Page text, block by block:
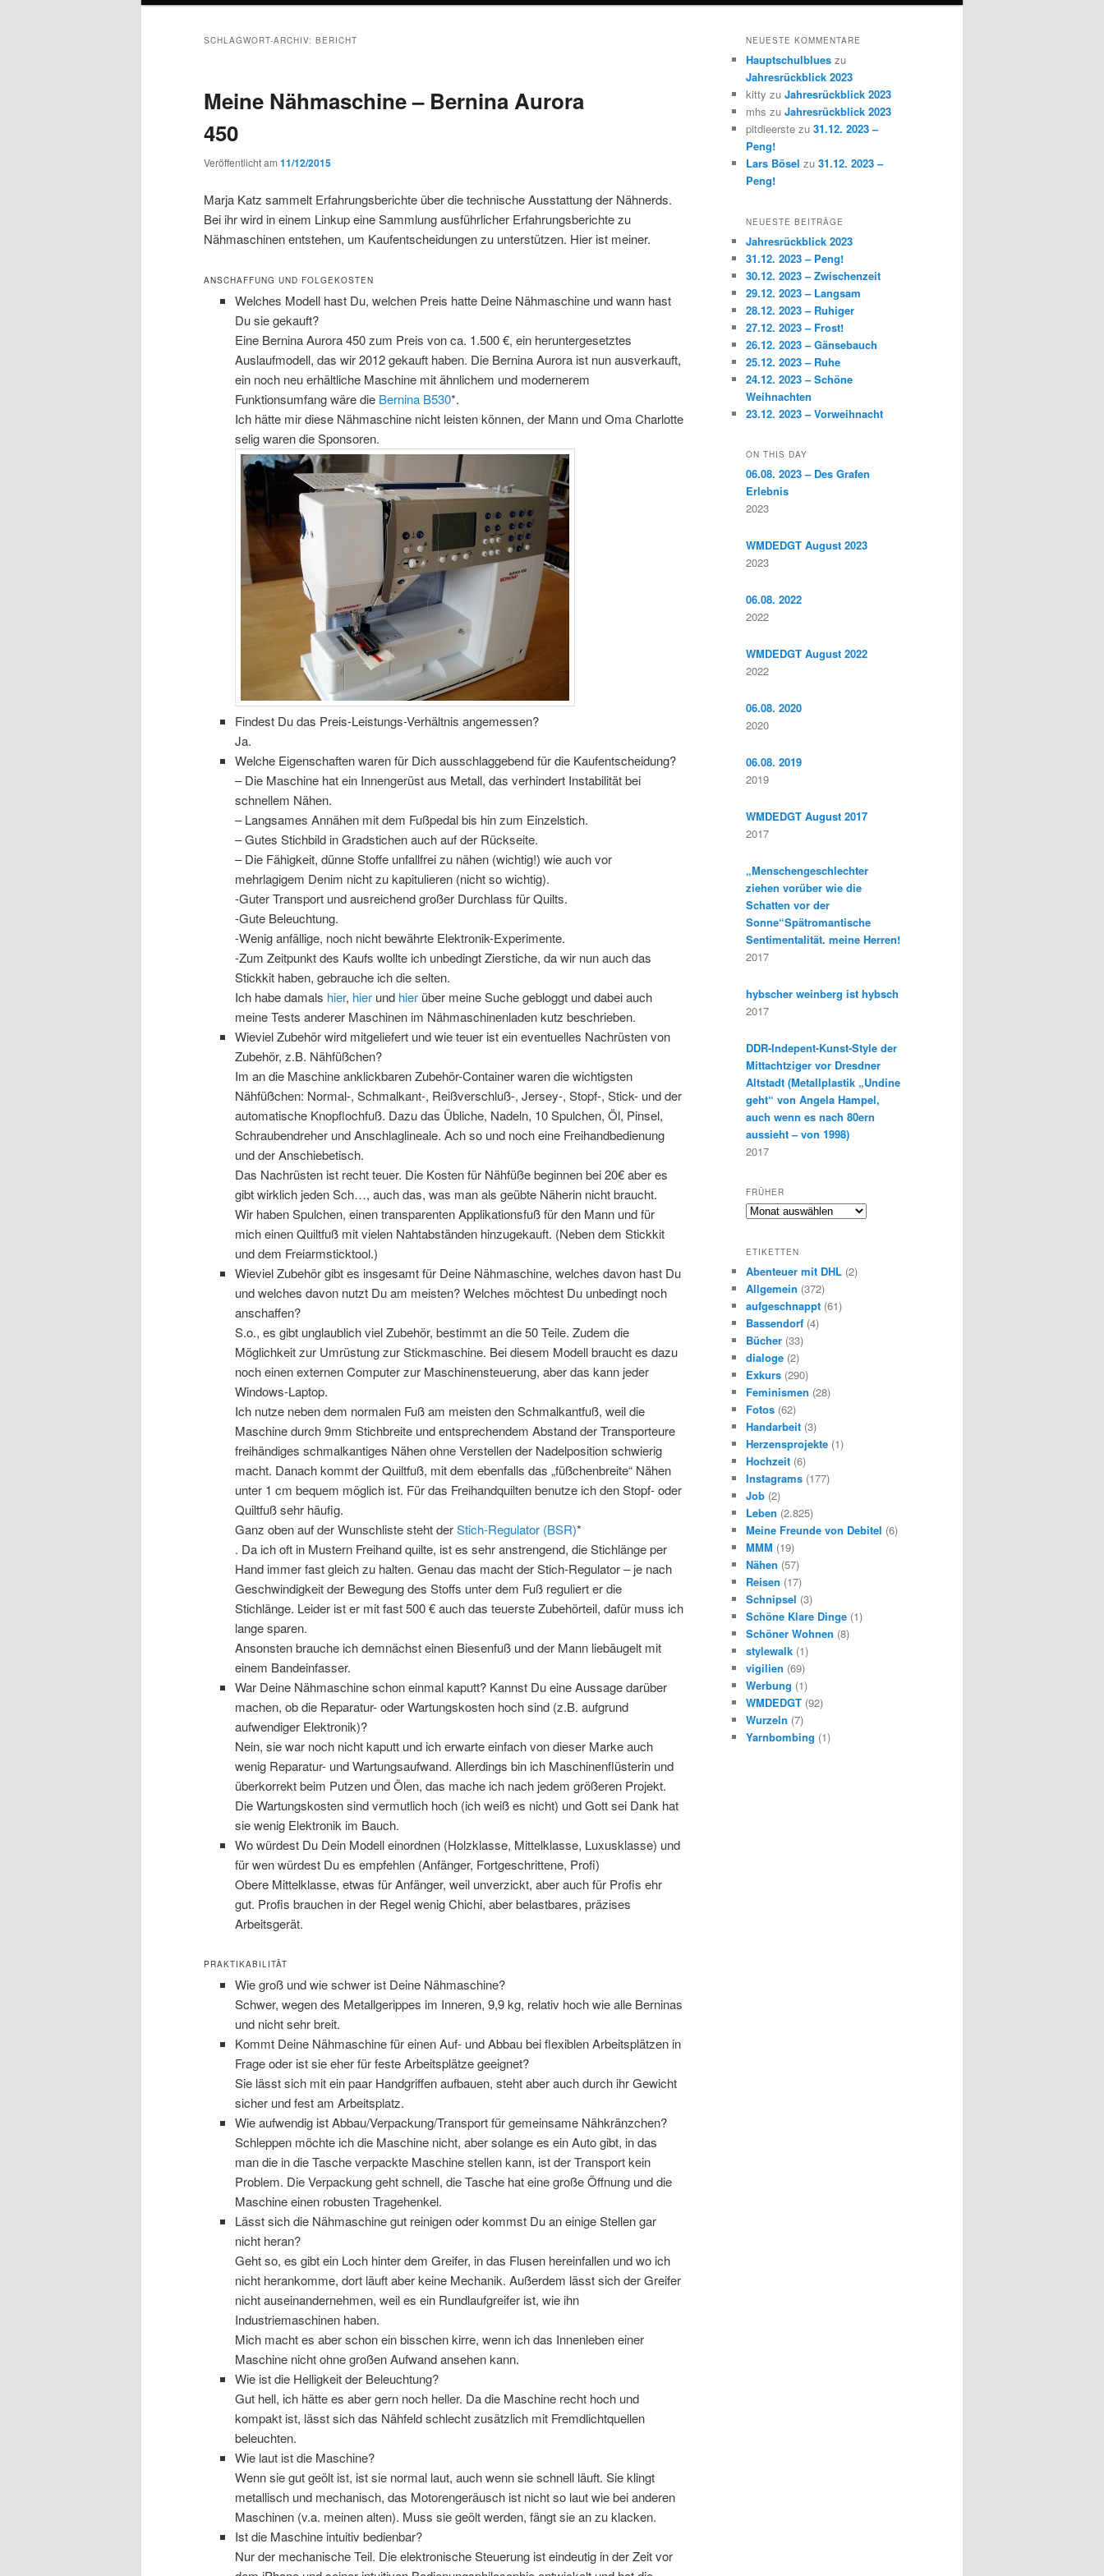
SCHLAGWORT-ARCHIV: BERICHT
Meine Nähmaschine – Bernina Aurora
450
Veröffentlicht am 11/12/2015
Marja Katz sammelt Erfahrungsberichte über die technische Ausstattung der Nähnerds.
Bei ihr wird in einem Linkup eine Sammlung ausführlicher Erfahrungsberichte zu
Nähmaschinen entstehen, um Kaufentscheidungen zu unterstützen. Hier ist meiner.
ANSCHAFFUNG UND FOLGEKOSTEN
Welches Modell hast Du, welchen Preis hatte Deine Nähmaschine und wann hast
Du sie gekauft?
Eine Bernina Aurora 450 zum Preis von ca. 1.500 €, ein heruntergesetztes
Auslaufmodell, das wir 2012 gekauft haben. Die Bernina Aurora ist nun ausverkauft,
ein noch neu erhältliche Maschine mit ähnlichem und modernerem
Funktionsumfang wäre die Bernina B530*.
Ich hätte mir diese Nähmaschine nicht leisten können, der Mann und Oma Charlotte
selig waren die Sponsoren.
Findest Du das Preis-Leistungs-Verhältnis angemessen?
Ja.
Welche Eigenschaften waren für Dich ausschlaggebend für die Kaufentscheidung?
– Die Maschine hat ein Innengerüst aus Metall, das verhindert Instabilität bei
schnellem Nähen.
– Langsames Annähen mit dem Fußpedal bis hin zum Einzelstich.
– Gutes Stichbild in Gradstichen auch auf der Rückseite.
– Die Fähigkeit, dünne Stoffe unfallfrei zu nähen (wichtig!) wie auch vor
mehrlagigem Denim nicht zu kapitulieren (nicht so wichtig).
-Guter Transport und ausreichend großer Durchlass für Quilts.
-Gute Beleuchtung.
-Wenig anfällige, noch nicht bewährte Elektronik-Experimente.
-Zum Zeitpunkt des Kaufs wollte ich unbedingt Zierstiche, da wir nun auch das
Stickkit haben, gebrauche ich die selten.
Ich habe damals hier, hierund hierüber meine Suche gebloggt und dabei auch
meine Tests anderer Maschinen im Nähmaschinenladen kutz beschrieben.
Wieviel Zubehör wird mitgeliefert und wie teuer ist ein eventuelles Nachrüsten von
Zubehör, z.B. Nähfüßchen?
Im an die Maschine anklickbaren Zubehör-Container waren die wichtigsten
Nähfüßchen: Normal-, Schmalkant-, Reißverschluß-, Jersey-, Stopf-, Stick- und der
automatische Knopflochfuß. Dazu das Übliche, Nadeln, 10 Spulchen, Öl, Pinsel,
Schraubendreher und Anschlaglineale. Ach so und noch eine Freihandbedienung
und der Anschiebetisch.
Das Nachrüsten ist recht teuer. Die Kosten für Nähfüße beginnen bei 20€ aber es
gibt wirklich jeden Sch…, auch das, was man als geübte Näherin nicht braucht.
Wir haben Spulchen, einen transparenten Applikationsfuß für den Mann und für
mich einen Quiltfuß mit vielen Nahtabständen hinzugekauft. (Neben dem Stickkit
und dem Freiarmsticktool.)
Wieviel Zubehör gibt es insgesamt für Deine Nähmaschine, welches davon hast Du
und welches davon nutzt Du am meisten? Welches möchtest Du unbedingt noch
anschaffen?
S.o., es gibt unglaublich viel Zubehör, bestimmt an die 50 Teile. Zudem die
Möglichkeit zur Umrüstung zur Stickmaschine. Bei diesem Modell braucht es dazu
noch einen externen Computer zur Maschinensteuerung, aber das kann jeder
Windows-Laptop.
Ich nutze neben dem normalen Fuß am meisten den Schmalkantfuß, weil die
Maschine durch 9mm Stichbreite und entsprechendem Abstand der Transporteure
freihändiges schmalkantiges Nähen ohne Verstellen der Nadelposition schwierig
macht. Danach kommt der Quiltfuß, mit dem ebenfalls das „füßchenbreite“ Nähen
unter 1 cm bequem möglich ist. Für das Freihandquilten benutze ich den Stopf- oder
Quiltfuß sehr häufig.
Ganz oben auf der Wunschliste steht derStich-Regulator (BSR)*
. Da ich oft in Mustern Freihand quilte, ist es sehr anstrengend, die Stichlänge per
Hand immer fast gleich zu halten. Genau das macht der Stich-Regulator – je nach
Geschwindigkeit der Bewegung des Stoffs unter dem Fuß reguliert er die
Stichlänge. Leider ist er mit fast 500 € auch das teuerste Zubehörteil, dafür muss ich
lange sparen.
Ansonsten brauche ich demnächst einen Biesenfuß und der Mann liebäugelt mit
einem Bandeinfasser.
War Deine Nähmaschine schon einmal kaputt? Kannst Du eine Aussage darüber
machen, ob die Reparatur- oder Wartungskosten hoch sind (z.B. aufgrund
aufwendiger Elektronik)?
Nein, sie war noch nicht kaputt und ich erwarte einfach von dieser Marke auch
wenig Reparatur- und Wartungsaufwand. Allerdings bin ich Maschinenflüsterin und
überkorrekt beim Putzen und Ölen, das mache ich nach jedem größeren Projekt.
Die Wartungskosten sind vermutlich hoch (ich weiß es nicht) und Gott sei Dank hat
sie wenig Elektronik im Bauch.
Wo würdest Du Dein Modell einordnen (Holzklasse, Mittelklasse, Luxusklasse) und
für wen würdest Du es empfehlen (Anfänger, Fortgeschrittene, Profi)
Obere Mittelklasse, etwas für Anfänger, weil unverzickt, aber auch für Profis ehr
gut. Profis brauchen in der Regel wenig Chichi, aber belastbares, präzises
Arbeitsgerät.
PRAKTIKABILITÄT
Wie groß und wie schwer ist Deine Nähmaschine?
Schwer, wegen des Metallgerippes im Inneren, 9,9 kg, relativ hoch wie alle Berninas
und nicht sehr breit.
Kommt Deine Nähmaschine für einen Auf- und Abbau bei flexiblen Arbeitsplätzen in
Frage oder ist sie eher für feste Arbeitsplätze geeignet?
Sie lässt sich mit ein paar Handgriffen aufbauen, steht aber auch durch ihr Gewicht
sicher und fest am Arbeitsplatz.
Wie aufwendig ist Abbau/Verpackung/Transport für gemeinsame Nähkränzchen?
Schleppen möchte ich die Maschine nicht, aber solange es ein Auto gibt, in das
man die in die Tasche verpackte Maschine stellen kann, ist der Transport kein
Problem. Die Verpackung geht schnell, die Tasche hat eine große Öffnung und die
Maschine einen robusten Tragehenkel.
Lässt sich die Nähmaschine gut reinigen oder kommst Du an einige Stellen gar
nicht heran?
Geht so, es gibt ein Loch hinter dem Greifer, in das Flusen hereinfallen und wo ich
nicht herankomme, dort läuft aber keine Mechanik. Außerdem lässt sich der Greifer
nicht auseinandernehmen, weil es ein Rundlaufgreifer ist, wie ihn
Industriemaschinen haben.
Mich macht es aber schon ein bisschen kirre, wenn ich das Innenleben einer
Maschine nicht ohne großen Aufwand ansehen kann.
Wie ist die Helligkeit der Beleuchtung?
Gut hell, ich hätte es aber gern noch heller. Da die Maschine recht hoch und
kompakt ist, lässt sich das Nähfeld schlecht zusätzlich mit Fremdlichtquellen
beleuchten.
Wie laut ist die Maschine?
Wenn sie gut geölt ist, ist sie normal laut, auch wenn sie schnell läuft. Sie klingt
metallisch und mechanisch, das Motorengeräusch ist nicht so laut wie bei anderen
Maschinen (v.a. meinen alten). Muss sie geölt werden, fängt sie an zu klacken.
Ist die Maschine intuitiv bedienbar?
Nur der mechanische Teil. Die elektronische Steuerung ist eindeutig in der Zeit vor
NEUESTE KOMMENTARE
Hauptschulblues zu
Jahresrückblick 2023
kitty zu Jahresrückblick 2023
mhs zu Jahresrückblick 2023
pitdieerste zu 31.12. 2023 –
Peng!
Lars Bösel zu 31.12. 2023 –
Peng!
NEUESTE BEITRÄGE
Jahresrückblick 2023
31.12. 2023 – Peng!
30.12. 2023 – Zwischenzeit
29.12. 2023 – Langsam
28.12. 2023 – Ruhiger
27.12. 2023 – Frost!
26.12. 2023 – Gänsebauch
25.12. 2023 – Ruhe
24.12. 2023 – Schöne
Weihnachten
23.12. 2023 – Vorweihnacht
ON THIS DAY
06.08. 2023 – Des Grafen
Erlebnis
2023
WMDEDGT August 2023
2023
06.08. 2022
2022
WMDEDGT August 2022
2022
06.08. 2020
2020
06.08. 2019
2019
WMDEDGT August 2017
2017
„Menschengeschlechter
ziehen vorüber wie die
Schatten vor der
Sonne“Spätromantische
Sentimentalität. meine Herren!
2017
hybscher weinberg ist hybsch
2017
DDR-Indepent-Kunst-Style der
Mittachtziger vor Dresdner
Altstadt (Metallplastik „Undine
geht“ von Angela Hampel,
auch wenn es nach 80ern
aussieht – von 1998)
2017
FRÜHER
F
h
e
r
ETIKETTEN
Abenteuer mit DHL (2)
Allgemein (372)
aufgeschnappt (61)
Bassendorf (4)
Bücher (33)
dialoge (2)
Exkurs (290)
Feminismen (28)
Fotos (62)
Handarbeit (3)
Herzensprojekte (1)
Hochzeit (6)
Instagrams (177)
Job (2)
Leben (2.825)
Meine Freunde von Debitel (6)
MMM (19)
Nähen (57)
Reisen (17)
Schnipsel (3)
Schöne Klare Dinge (1)
Schöner Wohnen (8)
stylewalk (1)
vigilien (69)
Werbung (1)
WMDEDGT (92)
Wurzeln (7)
Yarnbombing (1)